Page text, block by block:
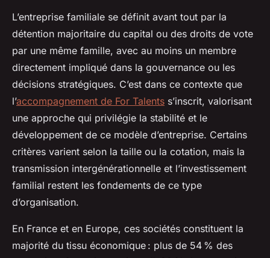
L’entreprise familiale se définit avant tout par la
détention majoritaire du capital ou des droits de vote
par une même famille, avec au moins un membre
directement impliqué dans la gouvernance ou les
décisions stratégiques. C’est dans ce contexte que
l’accompagnement de For Talents s’inscrit, valorisant
une approche qui privilégie la stabilité et le
développement de ce modèle d’entreprise. Certains
critères varient selon la taille ou la cotation, mais la
transmission intergénérationnelle et l’investissement
familial restent les fondements de ce type
d’organisation.
En France et en Europe, ces sociétés constituent la
majorité du tissu économique : plus de 54 % des